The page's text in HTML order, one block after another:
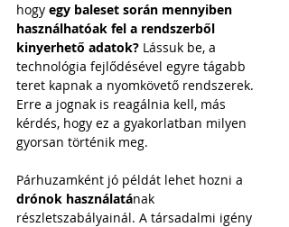
hogy egy baleset során mennyiben
használhatóak fel a rendszerből
kinyerhető adatok? Lássuk be, a
technológia fejlődésével egyre tágabb
teret kapnak a nyomkövető rendszerek.
Erre a jognak is reagálnia kell, más
kérdés, hogy ez a gyakorlatban milyen
gyorsan történik meg.
Párhuzamként jó példát lehet hozni a
drónok használatának
részletszabályainál. A társadalmi igény